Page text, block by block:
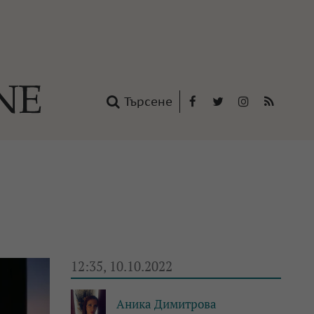
Търсене
12:35, 10.10.2022
Аника Димитрова